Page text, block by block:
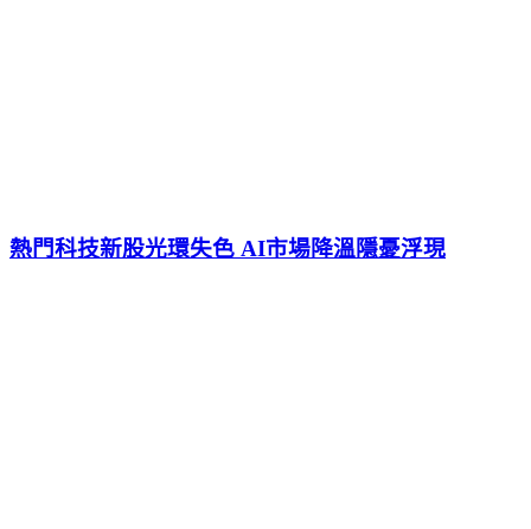
熱門科技新股光環失色 AI市場降溫隱憂浮現